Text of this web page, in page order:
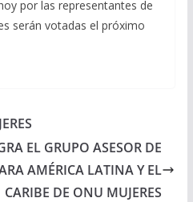
por las representantes de
serán votadas el próximo
EL GRUPO ASESOR DE
AMÉRICA LATINA Y EL
CARIBE DE ONU MUJERES